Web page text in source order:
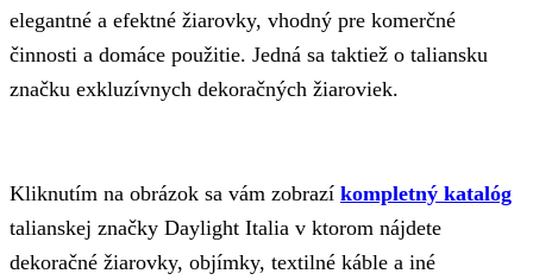
elegantné a efektné žiarovky, vhodný pre komerčné
činnosti a domáce použitie. Jedná sa taktiež o taliansku
značku exkluzívnych dekoračných žiaroviek.
Kliknutím na obrázok sa vám zobrazí kompletný katalóg
talianskej značky Daylight Italia v ktorom nájdete
dekoračné žiarovky, objímky, textilné káble a iné